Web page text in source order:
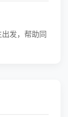
发，帮助同